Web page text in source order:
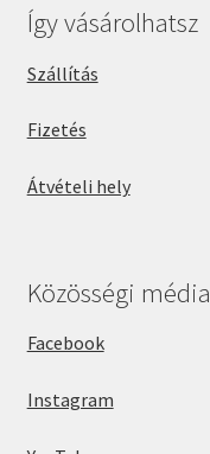
Így vásárolhatsz
Szállítás
Fizetés
Átvételi hely
Közösségi média
Facebook
Instagram